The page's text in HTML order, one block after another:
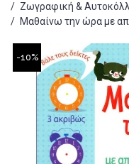
/ Ζωγραφική &
/ Μαθαίνω την ώρα με
-10%